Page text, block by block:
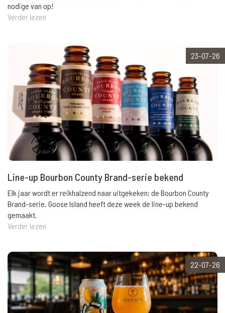
nodige van op!
Verder lezen
23-07-26
Line-up Bourbon County Brand-serie bekend
Elk jaar wordt er reikhalzend naar uitgekeken: de Bourbon County
Brand-serie. Goose Island heeft deze week de line-up bekend
gemaakt.
Verder lezen
22-07-26